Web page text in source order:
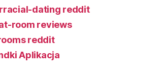
dating reddit
room reviews
reddit
Aplikacja